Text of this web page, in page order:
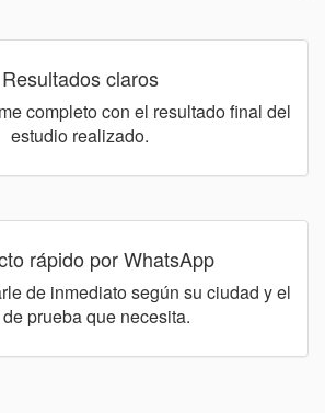
Resultados claros
completo con el resultado final del
estudio realizado.
rápido por WhatsApp
de inmediato según su ciudad y el
prueba que necesita.